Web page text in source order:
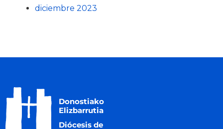
diciembre 2023